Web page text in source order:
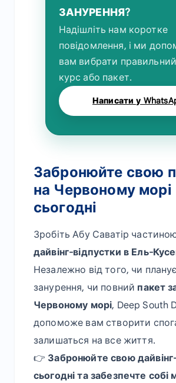
ЗАНУРЕННЯ?
Надішліть нам коротке
повідомлення, і ми
вам вибрати
курс або пакет.
Написати у
Забронюйте свою
на Червоному морі
сьогодні
Зробіть Абу Саватір
дайвінг-відпустки в Ель-
Незалежно від того, чи
занурення, чи повний пакет
Червоному морі, Deep South
допоможе вам створити
залишаться на все життя.
👉 Забронюйте свою
сьогодні та забезпечте собі